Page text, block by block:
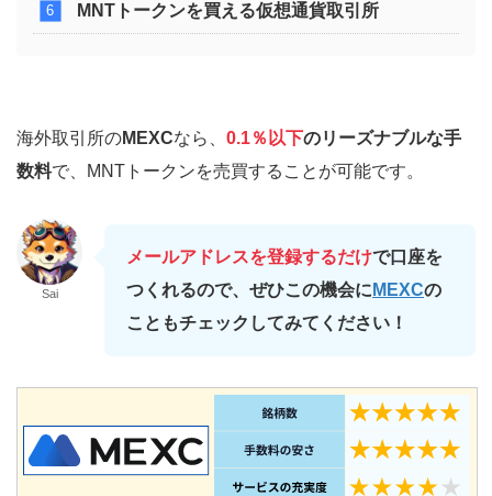
MNTトークンを買える仮想通貨取引所
海外取引所のMEXCなら、 0.1％以下のリーズナブルな手
数料で、MNTトークンを売買することが可能です。
Sai
メールアドレスを登録するだけで口座を
つくれるので、ぜひこの機会に MEXCの
こともチェックしてみてください！